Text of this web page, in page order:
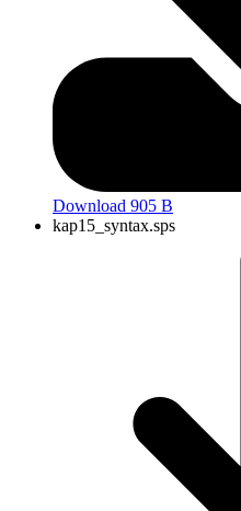
Download 905 B
kap15_syntax.sps